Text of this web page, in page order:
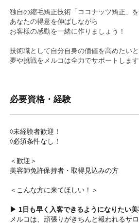
独自の縮毛矯正技術「ココナッツ矯正」
あなたの得意を伸ばしながら
お客様の感動を一緒に作りましょう！
技術職として自分自身の価値を高めたい
夢や挑戦をメルコは全力でサポートします
必要資格・経験
◊未経験者歓迎！
◊必須条件なし！
＜歓迎＞
美容師免許保持者・取得見込みの方
＜こんな方に来てほしい！＞
▶︎ 1日も早く入客できるようになりたい
メルコは、頑張りがきちんと報われるサロ